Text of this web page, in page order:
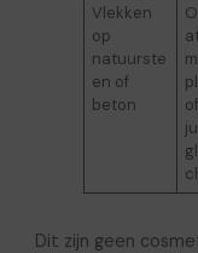
Vlekken
op
natuurste
en of
beton
Dit zijn geen